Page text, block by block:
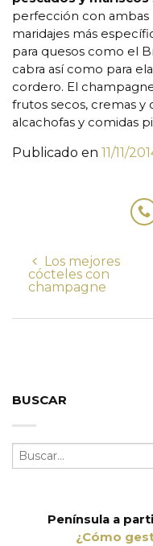
perfección con ambas
maridajes más
para quesos como el
cabra así como para
cordero. El
frutos secos, cremas y
alcachofas y comidas
Publicado en 11/11/
Los mejores
cócteles con
champagne
BUSCAR
Península a
¿Cómo